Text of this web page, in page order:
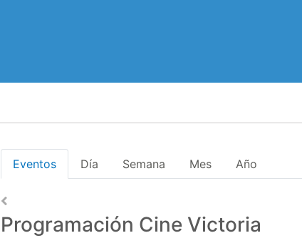
Eventos Día Semana Mes Año
Programación Cine Victoria